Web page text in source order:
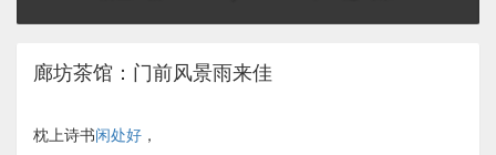
廊坊茶馆：门前风景雨来佳
枕上诗书闲处好 ，